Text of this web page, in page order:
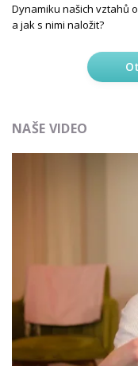
Dynamiku našich vztahů
a jak s nimi naložit?
NAŠE VIDEO